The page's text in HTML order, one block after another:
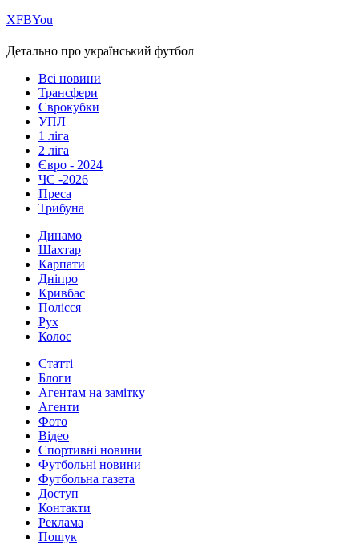
ХFBYou
Детально про український футбол
Всі новини
Трансфери
Єврокубки
УПЛ
1 ліга
2 ліга
Євро - 2024
ЧС -2026
Преса
Трибуна
Динамо
Шахтар
Карпати
Дніпро
Кривбас
Полісся
Рух
Колос
Статті
Блоги
Агентам на замітку
Агенти
Фото
Відео
Спортивні новини
Футбольні новини
Футбольна газета
Доступ
Контакти
Реклама
Пошук